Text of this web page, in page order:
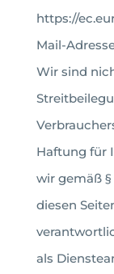
https://
Mail-
Wir sind
Haftung für
wir gemäß §
diesen
als